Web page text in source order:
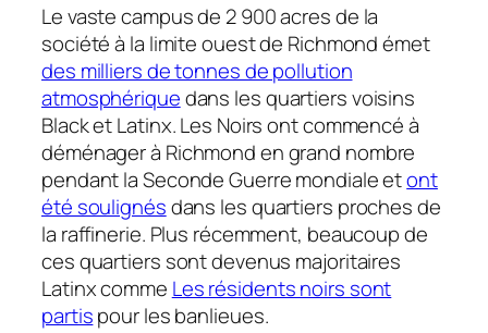
Le vaste campus de 2 900 acres de la
société à la limite ouest de Richmond émet
des milliers de tonnes de pollution
atmosphériquedans les quartiers voisins
Black et Latinx. Les Noirs ont commencé à
déménager à Richmond en grand nombre
pendant la Seconde Guerre mondiale etont
été soulignésdans les quartiers proches de
la raffinerie. Plus récemment, beaucoup de
ces quartiers sont devenus majoritaires
Latinx comme Les résidents noirs sont
partispour les banlieues.